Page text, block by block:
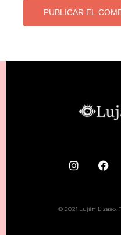
© 2021 Luján Lizaso.